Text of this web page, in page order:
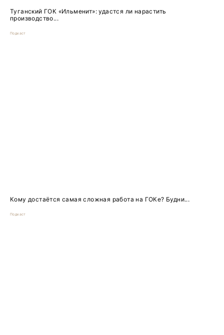
Туганский ГОК «Ильменит»: удастся ли нарастить
производство...
Подкаст
Кому достаётся самая сложная работа на ГОКе? Будни...
Подкаст